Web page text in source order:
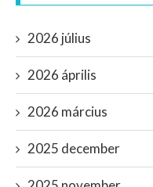
2026 július
2026 április
2026 március
2025 december